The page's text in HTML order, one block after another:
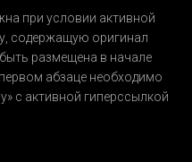
при условии активной
содержащую оригинал
размещена в начале
абзаце необходимо
с активной гиперссылкой